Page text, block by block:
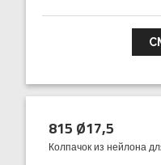
815 Ø17,5
Колпачок из нейлона